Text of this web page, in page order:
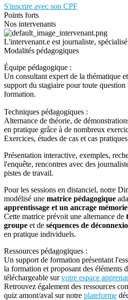
S'inscrire avec son CPF
Points forts
Nos intervenants
L'intervenant.e est journaliste,
Modalités pédagogiques
Équipe pédagogique :
Un consultant expert de la thématique
support du stagiaire pour toute
formation.
Techniques pédagogiques :
Alternance de théorie, de
en pratique grâce à de nombreux
Exercices, études de cas et cas
Présentation interactive, exemples,
l'enquête, rencontres avec des
pistes de travail.
Pour les sessions en distanciel, notre
modélisé une matrice pédagogique
apprentissage et un ancrage
Cette matrice prévoit une alternance de
groupe et de séquences de
en pratique individuels.
Ressources pédagogiques :
Un support de formation présentant
la formation et proposant des éléments
téléchargeable survotre espace
Retrouvez également des ressources
quiz amont/aval sur notre plateforme